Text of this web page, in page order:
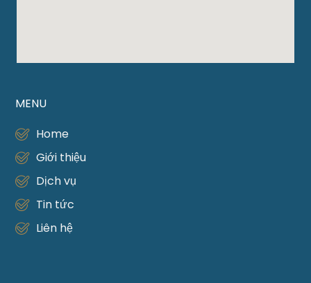
MENU
Home
Giới thiệu
Dịch vụ
Tin tức
Liên hệ